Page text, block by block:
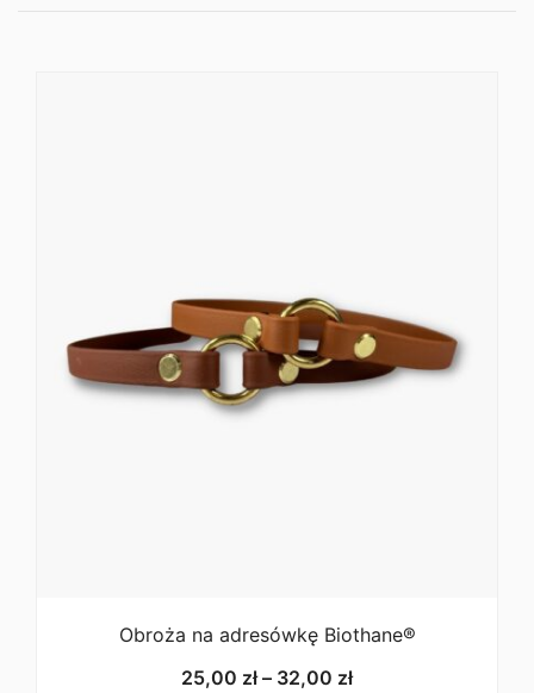
Obroża na adresówkę Biothane®
25,00 zł – 32,00 złZakres